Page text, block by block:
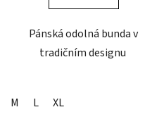
Pánská odolná bunda v
tradičním designu
M L XL